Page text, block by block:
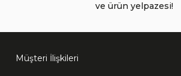
ve ürün yelpazesi!
Müşteri İlişkileri